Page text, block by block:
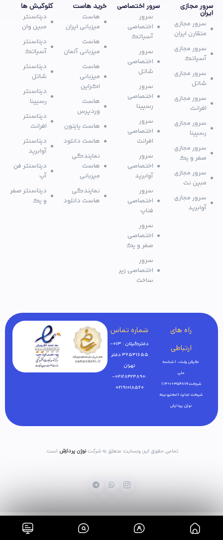
سرور مجازی
ایران
سرور مجازی
متقارن ایران
سرور مجازی
آسیاتک
سرور مجازی
شاتل
سرور مجازی
افرانت
سرور مجازی
رسپینا
سرور مجازی
صفر و یک
سرور مجازی
مبین نت
سرور مجازی
آوابرید
سرور اختصاصی
سرور
اختصاصی
آسیاتک
سرور
اختصاصی
شاتل
سرور
اختصاصی
رسپینا
سرور
اختصاصی
افرانت
سرور
اختصاصی
آوابرید
سرور
اختصاصی
فناپ
سرور
اختصاصی
صفر و یک
سرور
اختصاصی زیر
ساخت
خرید هاست
هاست
میزبانی ایران
هاست
میزبانی آلمان
هاست
میزبانی
اکراین
هاست
وردپرس
هاست پایتون
هاست دانلود
نمایندگی
هاست
میزبانی
نمایندگی
هاست دانلود
کلوکیش ها
دیتاسنتر
مبین وان
دیتاسنتر
آسیاتک
دیتاسنتر
شاتل
دیتاسنتر
رسپینا
دیتاسنتر
افرانت
دیتاسنتر
آوابرید
دیتاسنتر فن
آپ
دیتاسنتر صفر
و یک
راه های
ارتباطی
گیلان رشت- ( شناسه
ملی
شرکت:14010354876)
شرکت تجارت الکترونیک
نوژن پردازش
شماره تماس
دفترگیلان : 013-
32541655 دفتر
تهران
:02128424890-
02191018520
تمامی حقوق این وبسایت متعلق به شرکتنوژن پردازش است.
فروشگاه پنل